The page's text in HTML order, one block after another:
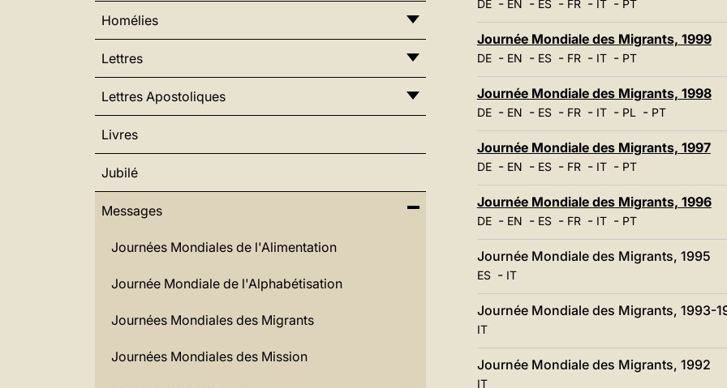
Homélies
Lettres
Lettres Apostoliques
Livres
Jubilé
Messages
Journées Mondiales de l'Alimentation
Journée Mondiale de l'Alphabétisation
Journées Mondiales des Migrants
Journées Mondiales des Mission
DE- EN - ES- FR- IT- PT
Journée Mondiale des Migrants, 1999
DE- EN - ES- FR- IT- PT
Journée Mondiale des Migrants, 1998
DE- EN - ES- FR- IT- PL- PT
Journée Mondiale des Migrants, 1997
DE- EN - ES- FR- IT- PT
Journée Mondiale des Migrants, 1996
DE- EN - ES- FR- IT- PT
Journée Mondiale des Migrants, 1995
ES- IT
Journée Mondiale des Migrants, 1993-
IT
Journée Mondiale des Migrants, 1992
IT